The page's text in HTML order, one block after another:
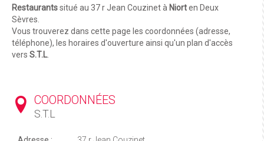
Restaurantssitué au 37 r Jean Couzinet à Niorten Deux
Sèvres.
Vous trouverez dans cette page les coordonnées (adresse,
téléphone), les horaires d'ouverture ainsi qu'un plan d'accès
vers S.T.L.
COORDONNÉES
S.T.L